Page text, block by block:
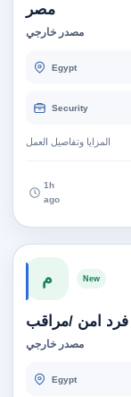
مصر
مصدر خارجي
Egypt
Security
المزايا وتفاصيل العمل
1h
ago
م New
فرد امن /مراقب
مصدر خارجي
Egypt